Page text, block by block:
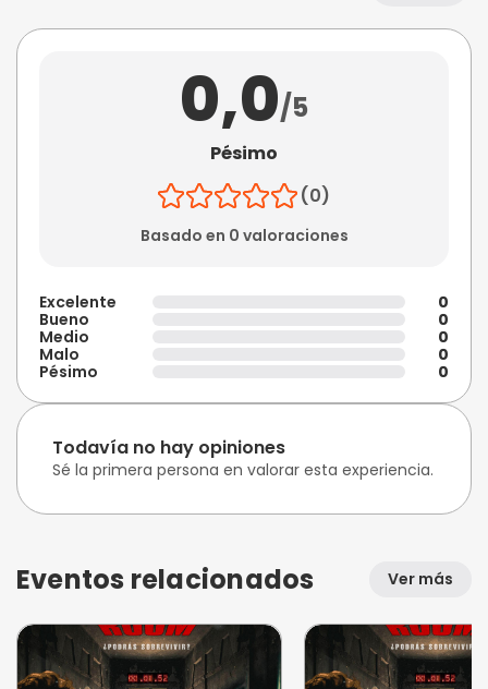
0,0/5
Pésimo
(0)
Basado en 0 valoraciones
Excelente
0
Bueno
0
Medio
0
Malo
0
Pésimo
0
Todavía no hay opiniones
Sé la primera persona en valorar esta experiencia.
Eventos relacionados Ver más